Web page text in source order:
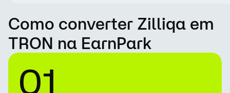
Como converter Zilliqa em
TRON na EarnPark
01